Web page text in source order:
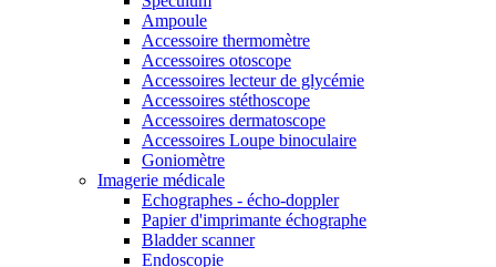
Ampoule
Accessoire thermomètre
Accessoires otoscope
Accessoires lecteur de glycémie
Accessoires stéthoscope
Accessoires dermatoscope
Accessoires Loupe binoculaire
Goniomètre
Imagerie médicale
Echographes - écho-doppler
Papier d'imprimante échographe
Bladder scanner
Endoscopie